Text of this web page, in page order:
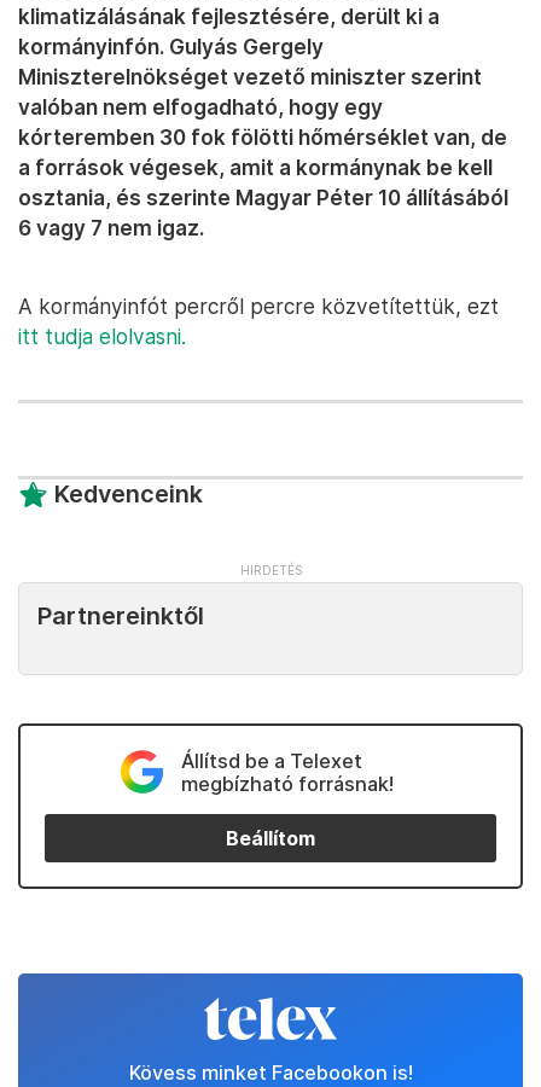
klimatizálásának fejlesztésére, derült ki a
kormányinfón. Gulyás Gergely
Miniszterelnökséget vezető miniszter szerint
valóban nem elfogadható, hogy egy
kórteremben 30 fok fölötti hőmérséklet van, de
a források végesek, amit a kormánynak be kell
osztania, és szerinte Magyar Péter 10 állításából
6 vagy 7 nem igaz.
A kormányinfót percről percre közvetítettük, ezt
itt tudja elolvasni.
Kedvenceink
Partnereinktől
Állítsd be a Telexet
megbízható forrásnak!
Beállítom
Kövess minket Facebookon is!